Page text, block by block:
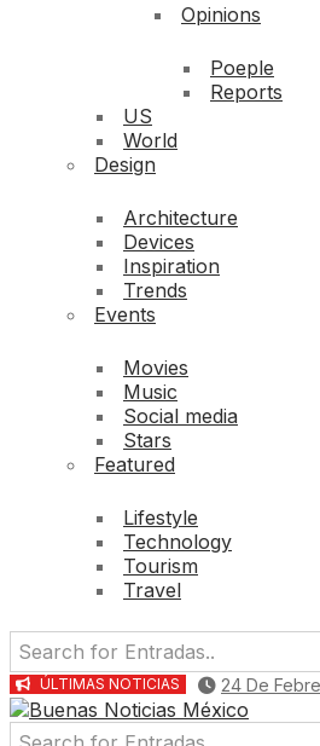
Opinions
Poeple
Reports
US
World
Design
Architecture
Devices
Inspiration
Trends
Events
Movies
Music
Social media
Stars
Featured
Lifestyle
Technology
Tourism
Travel
ÚLTIMAS NOTICIAS 24 De